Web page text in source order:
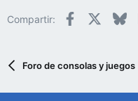
Compartir: Facebook
Foro de consolas y juegos